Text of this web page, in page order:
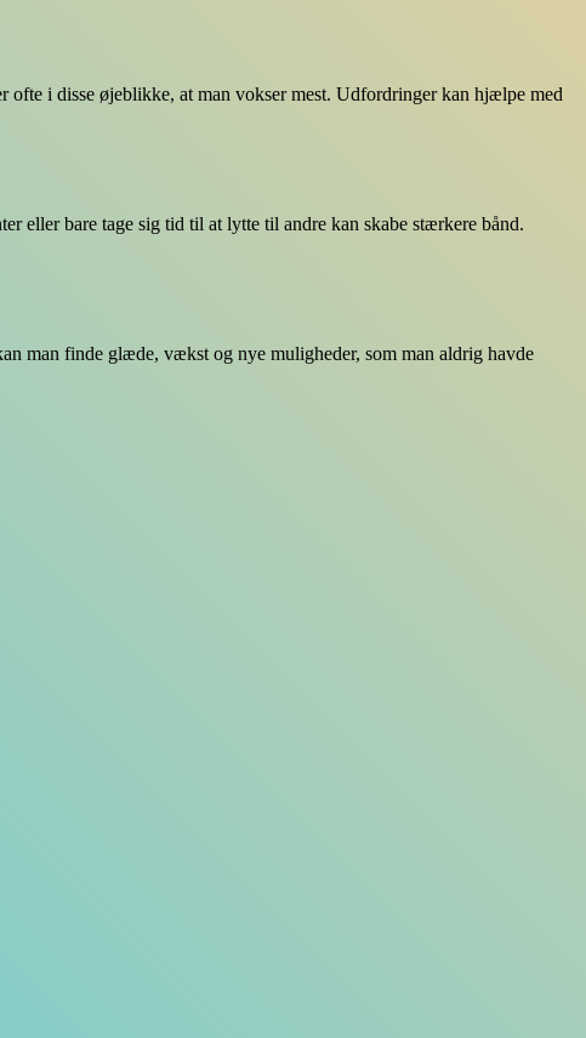
ofte i disse øjeblikke, at man vokser mest. Udfordringer kan hjælpe med
eller bare tage sig tid til at lytte til andre kan skabe stærkere bånd.
man finde glæde, vækst og nye muligheder, som man aldrig havde